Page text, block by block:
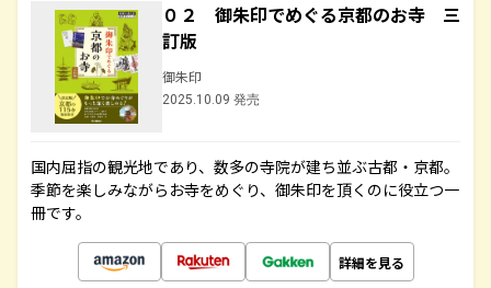
０２ 御朱印でめぐる京都のお寺 三
訂版
御朱印
2025.10.09 発売
国内屈指の観光地であり、数多の寺院が建ち並ぶ古都・京都。
季節を楽しみながらお寺をめぐり、御朱印を頂くのに役立つ一
冊です。
詳細を見る